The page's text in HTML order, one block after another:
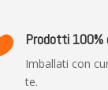
Prodotti 100%
Imballati con
te.